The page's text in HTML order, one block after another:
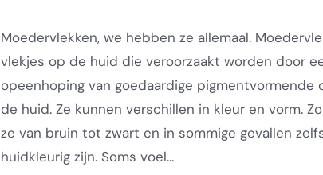
Moedervlekken, we hebben ze allemaal.
vlekjes op de huid die veroorzaakt worden door
opeenhoping van goedaardige pigmentvormende
de huid. Ze kunnen verschillen in kleur en vorm.
ze van bruin tot zwart en in sommige gevallen
huidkleurig zijn. Soms voel...